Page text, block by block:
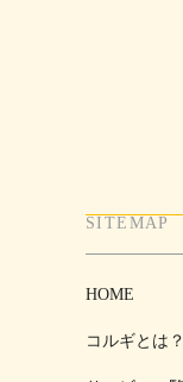
SITEMAP
HOME
コルギとは？